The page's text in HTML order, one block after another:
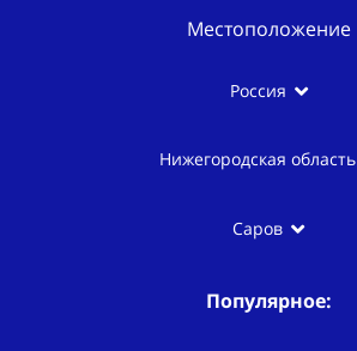
Местоположение
Россия
Нижегородская область
Саров
Популярное: